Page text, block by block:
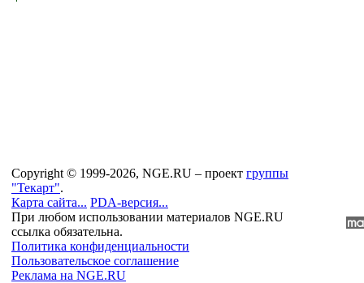
Copyright © 1999-2026, NGE.RU – проект группы
"Текарт".
Карта сайта... PDA-версия...
При любом использовании материалов NGE.RU
ссылка обязательна.
Политика конфиденциальности
Пользовательское соглашение
Реклама на NGE.RU